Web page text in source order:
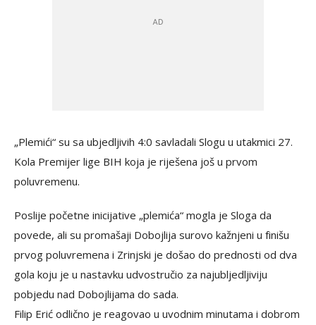
„Plemići“ su sa ubjedljivih 4:0 savladali Slogu u utakmici 27.
Kola Premijer lige BIH koja je riješena još u prvom
poluvremenu.
Poslije početne inicijative „plemića“ mogla je Sloga da
povede, ali su promašaji Dobojlija surovo kažnjeni u finišu
prvog poluvremena i Zrinjski je došao do prednosti od dva
gola koju je u nastavku udvostručio za najubljedljiviju
pobjedu nad Dobojlijama do sada.
Filip Erić odlično je reagovao u uvodnim minutama i dobrom